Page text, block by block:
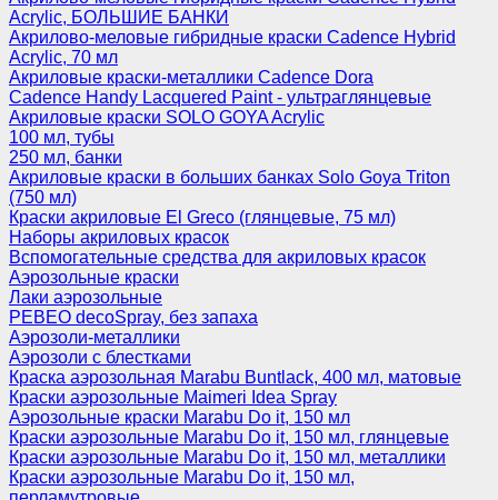
Acrylic, БОЛЬШИЕ БАНКИ
Акрилово-меловые гибридные краски Cadence Hybrid
Acrylic, 70 мл
Акриловые краски-металлики Cadence Dora
Cadence Handy Lacquered Paint - ультраглянцевые
Акриловые краски SOLO GOYA Acrylic
100 мл, тубы
250 мл, банки
Акриловые краски в больших банках Solo Goya Triton
(750 мл)
Краски акриловые El Greco (глянцевые, 75 мл)
Наборы акриловых красок
Вспомогательные средства для акриловых красок
Аэрозольные краски
Лаки аэрозольные
PEBEO decoSpray, без запаха
Аэрозоли-металлики
Аэрозоли с блестками
Краска аэрозольная Marabu Buntlack, 400 мл, матовые
Краски аэрозольные Maimeri Idea Spray
Аэрозольные краски Marabu Do it, 150 мл
Краски аэрозольные Marabu Do it, 150 мл, глянцевые
Краски аэрозольные Marabu Do it, 150 мл, металлики
Краски аэрозольные Marabu Do it, 150 мл,